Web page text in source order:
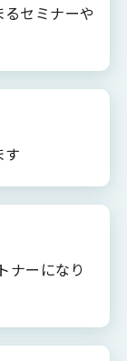
セミナーや
す
ナーになり